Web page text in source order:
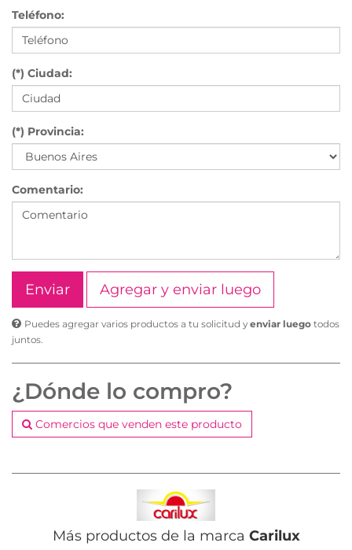
Teléfono:
(*) Ciudad:
(*) Provincia:
Comentario:
Agregar y enviar luego
Puedes agregar varios productos a tu solicitud y enviar luego todos
juntos.
¿Dónde lo compro?
Comercios que venden este producto
Más productos de la marca Carilux